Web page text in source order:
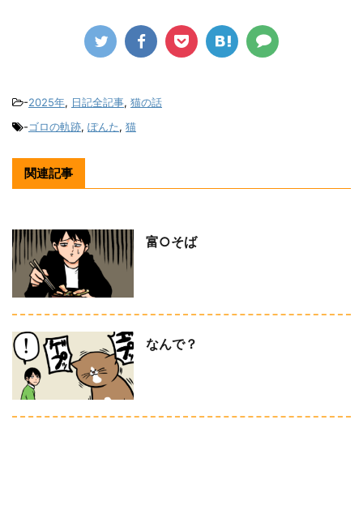
-2025年, 日記全記事, 猫の話
-ゴロの軌跡, ぽんた, 猫
関連記事
富○そば
なんで？